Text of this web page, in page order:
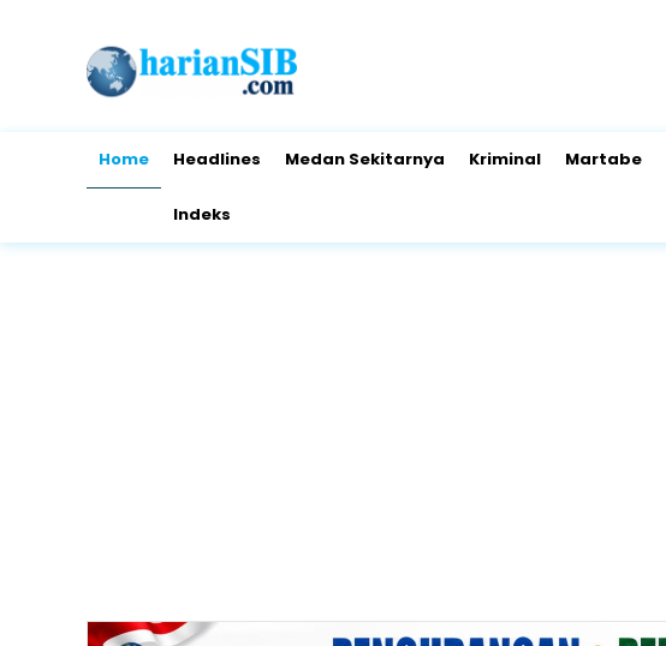
Home Headlines Medan Sekitarnya Kriminal Martabe
Indeks